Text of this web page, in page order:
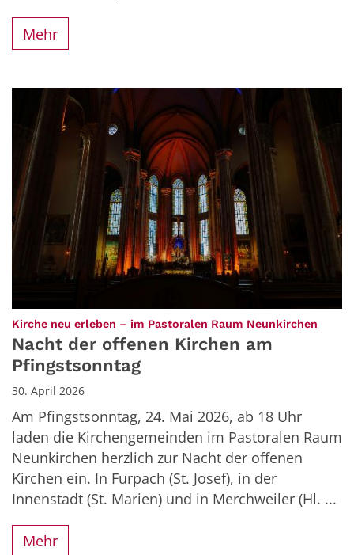
Mehr
Kirche neu erleben – im Pastoralen Raum Neunkirchen
Nacht der offenen Kirchen am
Pfingstsonntag
30. April 2026
Am Pfingstsonntag, 24. Mai 2026, ab 18 Uhr
laden die Kirchengemeinden im Pastoralen Raum
Neunkirchen herzlich zur Nacht der offenen
Kirchen ein. In Furpach (St. Josef), in der
Innenstadt (St. Marien) und in Merchweiler (Hl. ...
Mehr